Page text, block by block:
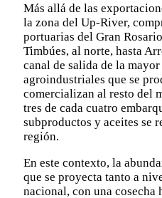
Más allá de las
la zona del Up-River,
portuarias del Gran
Timbúes, al norte, hasta
canal de salida de la
agroindustriales que se
comercializan al resto del
tres de cada cuatro
subproductos y aceites se
región.
En este contexto, la
que se proyecta tanto a
nacional, con una cosecha